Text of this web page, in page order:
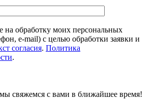
на обработку моих персональных
e-mail) с целью обработки заявки и
согласия. Политика
.
мы свяжемся с вами в ближайшее время!